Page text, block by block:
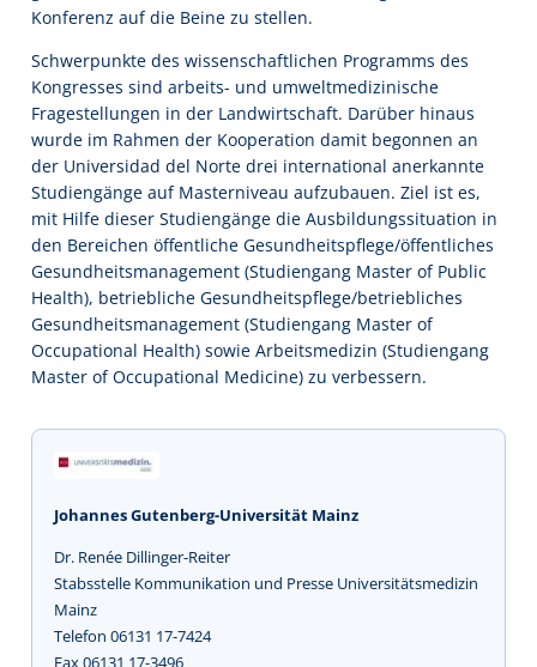
Konferenz auf die Beine zu stellen.
Schwerpunkte des wissenschaftlichen Programms des
Kongresses sind arbeits- und umweltmedizinische
Fragestellungen in der Landwirtschaft. Darüber hinaus
wurde im Rahmen der Kooperation damit begonnen an
der Universidad del Norte drei international anerkannte
Studiengänge auf Masterniveau aufzubauen. Ziel ist es,
mit Hilfe dieser Studiengänge die Ausbildungssituation in
den Bereichen öffentliche Gesundheitspflege/öffentliches
Gesundheitsmanagement (Studiengang Master of Public
Health), betriebliche Gesundheitspflege/betriebliches
Gesundheitsmanagement (Studiengang Master of
Occupational Health) sowie Arbeitsmedizin (Studiengang
Master of Occupational Medicine) zu verbessern.
Johannes Gutenberg-Universität Mainz
Dr. Renée Dillinger-Reiter
Stabsstelle Kommunikation und Presse Universitätsmedizin
Mainz
Telefon 06131 17-7424
Fax 06131 17-3496